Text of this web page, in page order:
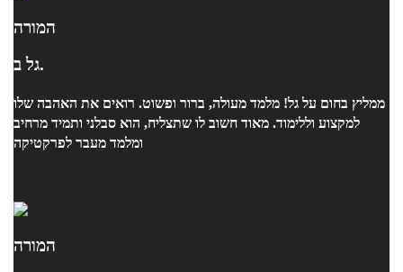
המורה
גל ב.
ממליץ בחום על גל! מלמד מעולה, ברור ופשוט. רואים את האהבה שלו
למקצוע וללימוד. מאוד חשוב לו שתצליח, הוא סבלני ותמיד מרחיב
ומלמד מעבר לפרקטיקה
המורה